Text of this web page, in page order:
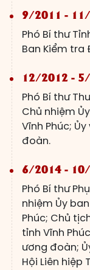
9/2011 -
Phó Bí thư
Ban Kiểm tra
12/2012 -
Phó Bí thư
Chủ nhiệm
Vĩnh Phúc;
đoàn.
6/2014 -
Phó Bí thư
nhiệm Ủy
Phúc; Chủ
tỉnh Vĩnh
ương đoàn;
Hội Liên hiệp